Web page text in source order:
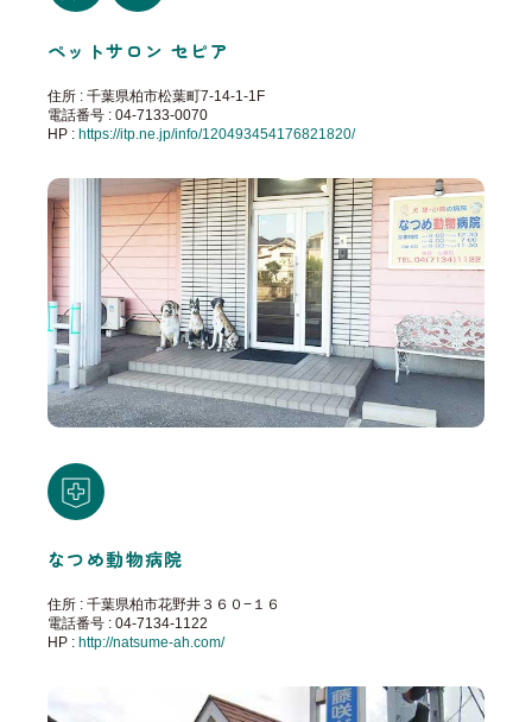
ペットサロン セピア
住所 : 千葉県柏市松葉町7-14-1-1F
電話番号 : 04-7133-0070
HP :https://itp.ne.jp/info/120493454176821820/
なつめ動物病院
住所 : 千葉県柏市花野井３６０−１６
電話番号 : 04-7134-1122
HP :http://natsume-ah.com/